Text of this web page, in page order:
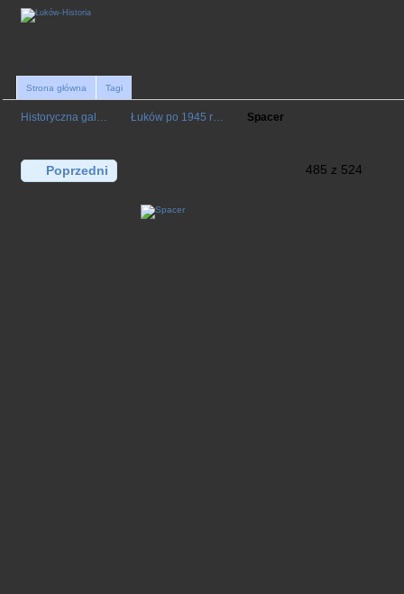
Strona główna Tagi
Historyczna gal… Łuków po 1945 r… Spacer
Poprzedni 485 z 524